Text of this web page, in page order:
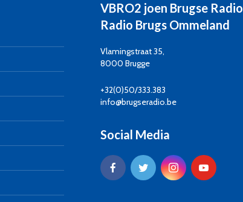
VBRO2 joen Brugse Radio
Radio Brugs Ommeland
Vlamingstraat 35,
8000 Brugge
+32(0)50/333.383
info@brugseradio.be
Social Media